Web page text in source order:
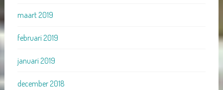
maart 2019
februari 2019
januari 2019
december 2018